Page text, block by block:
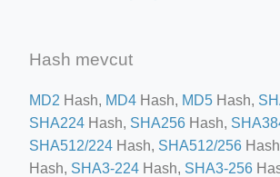
Hash mevcut
MD2 Hash, MD4 Hash, MD5 Hash,
SHA224 Hash, SHA256 Hash,
SHA512/224 Hash, SHA512/256
Hash, SHA3-224 Hash, SHA3-256